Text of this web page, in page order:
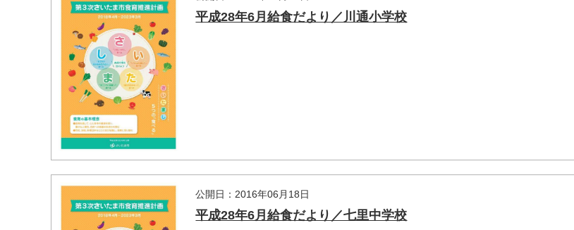
平成28年6月給食だより／川通小学校
公開日：2016年06月18日
平成28年6月給食だより／七里中学校
マイメディア検索